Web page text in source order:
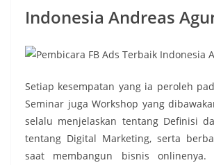
Indonesia Andreas
Setiap kesempatan yang ia peroleh
Seminar juga Workshop yang
selalu menjelaskan tentang Definisi
tentang Digital Marketing, serta
saat membangun bisnis onlinenya.